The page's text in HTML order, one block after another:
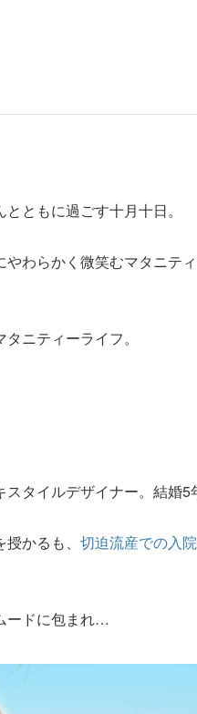
ともに過ごす十月十日。
わらかく微笑むマタニテ
ニティーライフ。
タイルデザイナー。結婚5
授かるも、切迫流産での入院
ードに包まれ…